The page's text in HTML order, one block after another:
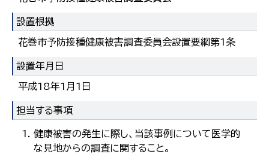
設置根拠
花巻市予防接種健康被害調査委員会設置要綱第1条
設置年月日
平成18年1月1日
担当する事項
健康被害の発生に際し、当該事例について医学的
な見地からの調査に関すること。